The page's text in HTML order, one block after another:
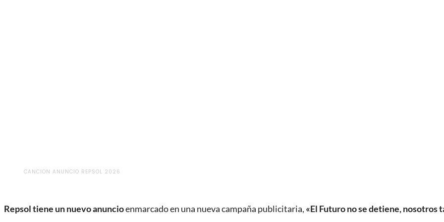
CANCION ANUNCIO REPSOL 2026
Repsol tiene un nuevo anuncioenmarcado en una nueva campaña publicitaria, «El Futuro no se detiene, nosotros